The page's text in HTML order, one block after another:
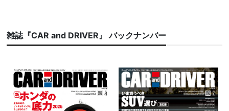
雑誌『CAR and DRIVER』 バックナンバー